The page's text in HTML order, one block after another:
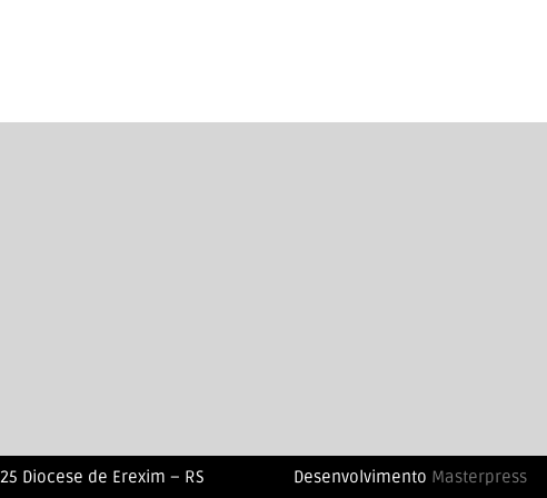
Diocese de Erexim – RS Desenvolvimento Masterpress